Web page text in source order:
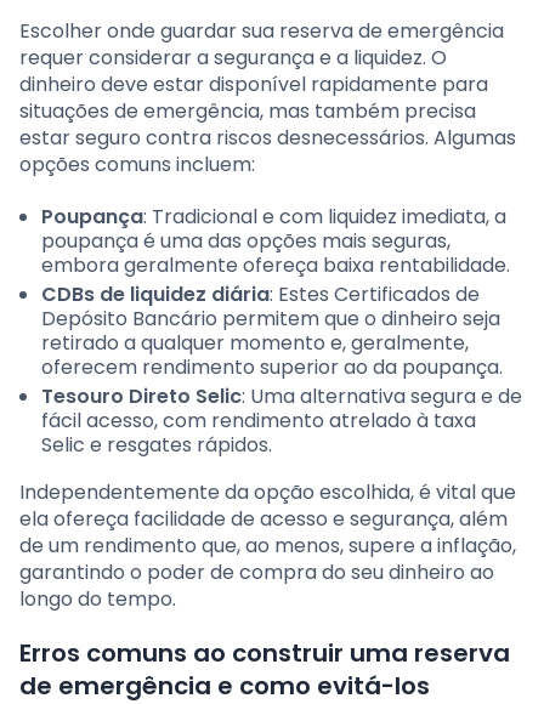
Escolher onde guardar sua reserva de emergência
requer considerar a segurança e a liquidez. O
dinheiro deve estar disponível rapidamente para
situações de emergência, mas também precisa
estar seguro contra riscos desnecessários. Algumas
opções comuns incluem:
Poupança: Tradicional e com liquidez imediata, a
poupança é uma das opções mais seguras,
embora geralmente ofereça baixa rentabilidade.
CDBs de liquidez diária: Estes Certificados de
Depósito Bancário permitem que o dinheiro seja
retirado a qualquer momento e, geralmente,
oferecem rendimento superior ao da poupança.
Tesouro Direto Selic: Uma alternativa segura e de
fácil acesso, com rendimento atrelado à taxa
Selic e resgates rápidos.
Independentemente da opção escolhida, é vital que
ela ofereça facilidade de acesso e segurança, além
de um rendimento que, ao menos, supere a inflação,
garantindo o poder de compra do seu dinheiro ao
longo do tempo.
Erros comuns ao construir uma reserva
de emergência e como evitá-los